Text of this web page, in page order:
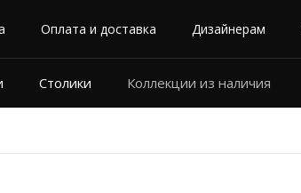
Оплата и доставка Дизайнерам
Столики Коллекции из наличия